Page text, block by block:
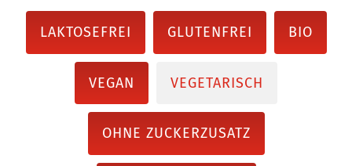
LAKTOSEFREI GLUTENFREI BIO
VEGAN VEGETARISCH
OHNE ZUCKERZUSATZ